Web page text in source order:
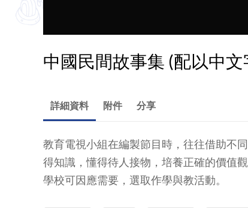
中國民間故事集 (配以中文
詳細資料 附件 分享
教育電視小組在編製節目時，往往借助不
得知識，懂得待人接物，培養正確的價值
學校可因應需要，選取作學與教活動。